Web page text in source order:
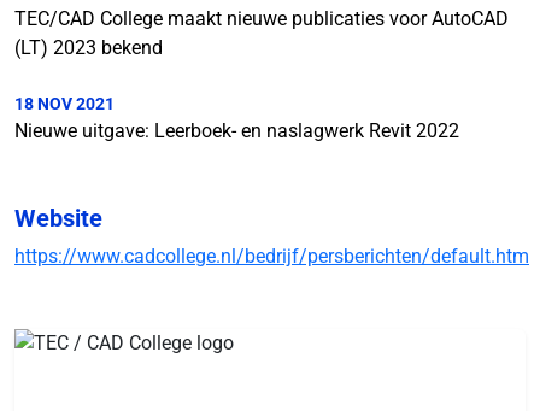
TEC/CAD College maakt nieuwe publicaties voor AutoCAD
(LT) 2023 bekend
18 NOV 2021
Nieuwe uitgave: Leerboek- en naslagwerk Revit 2022
Website
https://www.cadcollege.nl/bedrijf/persberichten/default.htm